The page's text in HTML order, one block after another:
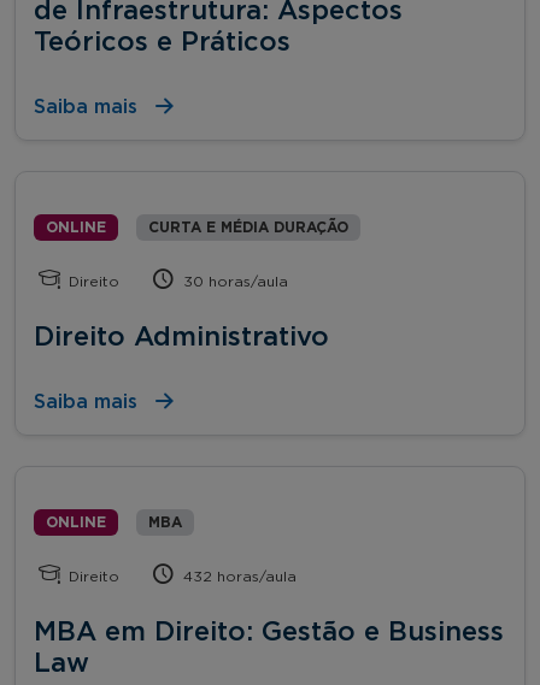
de Infraestrutura: Aspectos
Teóricos e Práticos
Saiba mais
ONLINE CURTA E MÉDIA DURAÇÃO
Direito 30 horas/aula
Direito Administrativo
Saiba mais
ONLINE MBA
Direito 432 horas/aula
MBA em Direito: Gestão e Business
Law